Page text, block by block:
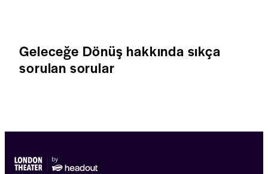
Geleceğe Dönüş hakkında sıkça
sorulan sorular